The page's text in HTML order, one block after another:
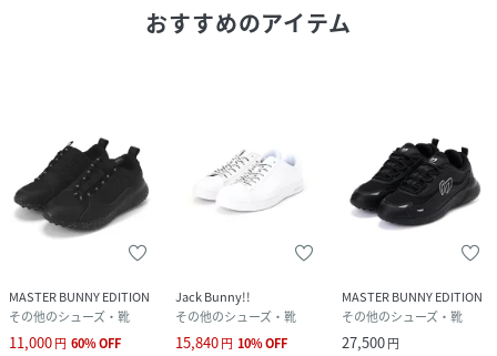
おすすめのアイテム
MASTER BUNNY EDITION
その他のシューズ・靴
11,000円 60%OFF
Jack Bunny!!
その他のシューズ・靴
15,840円 10%OFF
MASTER BUNNY EDITION
その他のシューズ・靴
27,500円